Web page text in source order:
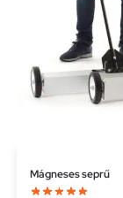
Mágneses seprű